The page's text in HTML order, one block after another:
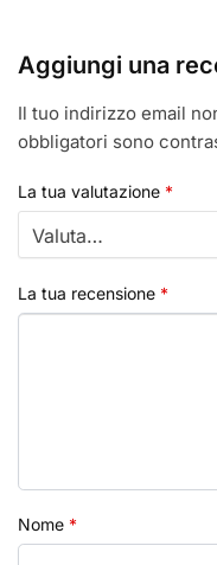
Aggiungi una
Il tuo indirizzo email
obbligatori sono
La tua valutazione *
La tua recensione *
Nome *